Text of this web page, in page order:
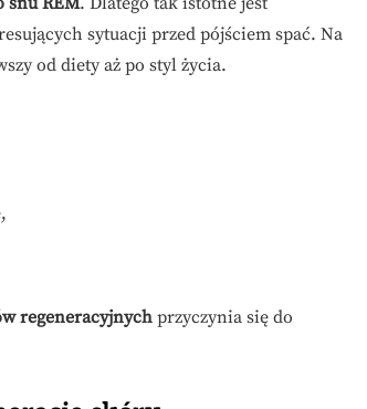
sytuacji przed pójściem spać. Na
od diety aż po styl życia.
regeneracyjnych przyczynia się do